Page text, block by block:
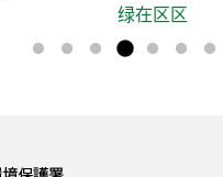
绿在区区